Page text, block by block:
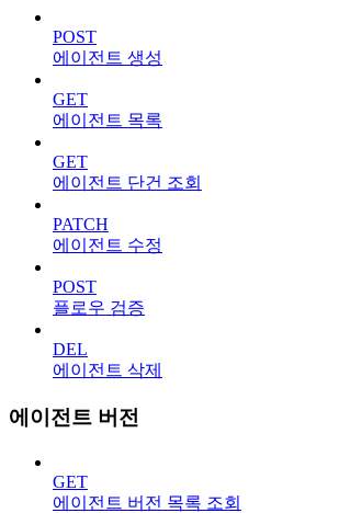
POST
에이전트 생성
GET
에이전트 목록
GET
에이전트 단건 조회
PATCH
에이전트 수정
POST
플로우 검증
DEL
에이전트 삭제
에이전트 버전
GET
에이전트 버전 목록 조회